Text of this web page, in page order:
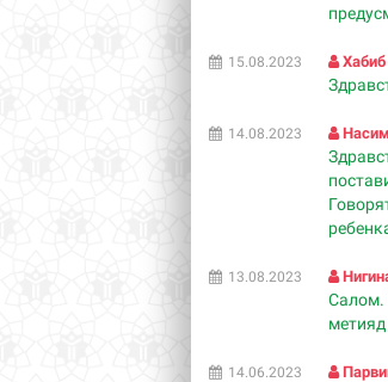
15.08.2023 Хабиб
14.08.2023 Насим
13.08.2023
Салом.
14.06.2023